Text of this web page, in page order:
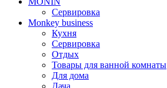
Сервировка
Monkey business
Кухня
Сервировка
Отдых
Товары для ванной комнаты
Для дома